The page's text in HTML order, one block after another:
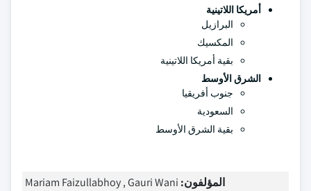
أمريكا اللاتينية
البرازيل
المكسيك
بقية أمريكا اللاتينية
الشرق الأوسط
جنوب أفريقيا
السعودية
بقية الشرق الأوسط
المؤلفون: Mariam Faizullabhoy , Gauri Wani